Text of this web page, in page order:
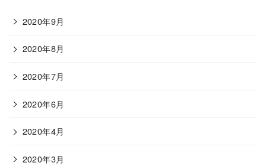
2020年9月
2020年8月
2020年7月
2020年6月
2020年4月
2020年3月